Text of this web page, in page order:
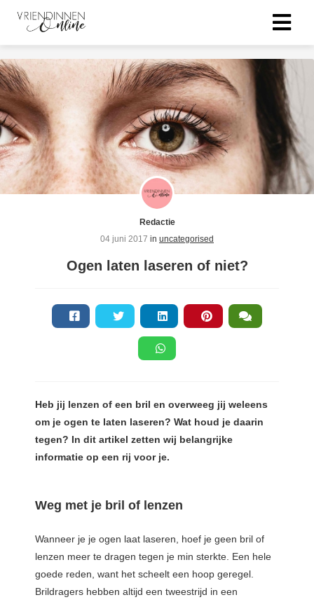
Redactie
04 juni 2017 in uncategorised
Ogen laten laseren of niet?
Heb jij lenzen of een bril en overweeg jij weleens
om je ogen te laten laseren? Wat houd je daarin
tegen? In dit artikel zetten wij belangrijke
informatie op een rij voor je.
Weg met je bril of lenzen
Wanneer je je ogen laat laseren, hoef je geen bril of
lenzen meer te dragen tegen je min sterkte. Een hele
goede reden, want het scheelt een hoop geregel.
Brildragers hebben altijd een tweestrijd in een